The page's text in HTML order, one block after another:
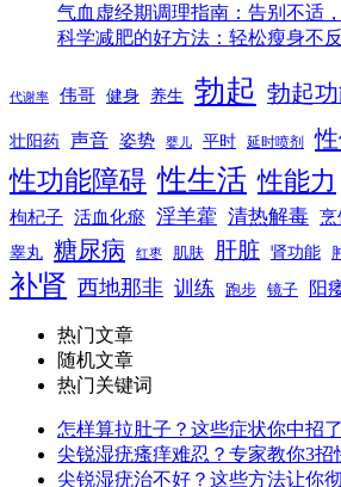
气血虚经期调理指南：告别不适
科学减肥的好方法：轻松瘦身不
代谢率 伟哥 健身 养生 勃起 勃起
壮阳药 声音 姿势 婴儿 平时 延时喷剂
性功能障碍 性生活 性能力
枸杞子 活血化瘀 淫羊藿 清热解毒 烹
睾丸 糖尿病 红枣 肌肤 肝脏 肾功能
补肾 西地那非 训练 跑步 镜子 阳
热门文章
随机文章
热门关键词
怎样算拉肚子？这些症状你中招
尖锐湿疣瘙痒难忍？专家教你3招
尖锐湿疣治不好？这些方法让你